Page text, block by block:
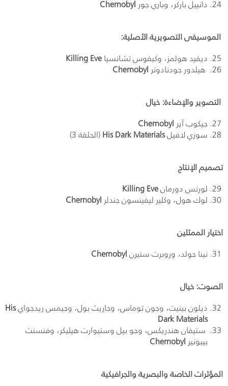
دانييل باركر، وباري جور Chernobyl
الموسيقى التصويرية الأصلية:
ديفيد هولمز، وكيفوس تشانسياKilling Eve
هيلدور جودنادوتر Chernobyl
التصوير والإضاءة: خيال
جيكوب آير Chernobyl
سوزي لافيلHis Dark Materials(الحلقة 3)
تصميم الإنتاج
لورنس دورمانKilling Eve
لوك هول، وكلير ليفينسون جندلر Chernobyl
اختيار الممثلين
نينا جولد، وروبرت ستيرنChernobyl
الصوت: خيال
ديلون بينيت، وجون توماس، وجاريث بول، وجيمس ريدجوايHis
Dark Materials
ستيفان هندريكس، وجو بيل وستيوارت هيليكر، وفنسنت
بيبونير Chernobyl
المؤثرات الخاصة والبصرية والجرافيكية